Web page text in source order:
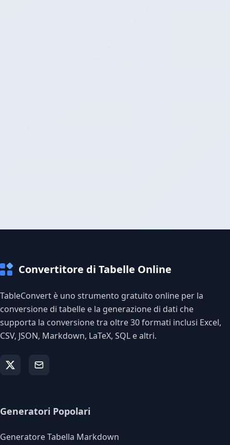
Convertitore di Tabelle Online
TableConvert è uno strumento gratuito online per la
conversione di tabelle e la generazione di dati che
supporta la conversione tra oltre 30 formati inclusi Excel,
CSV, JSON, Markdown, LaTeX, SQL e altri.
Generatori Popolari
Generatore Tabella Markdown